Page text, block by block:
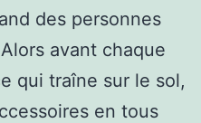
des personnes
avant chaque
qui traîne sur le sol,
en tous